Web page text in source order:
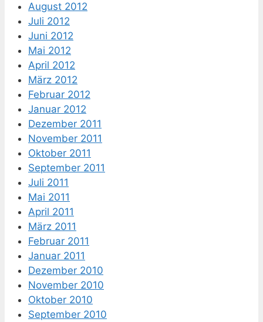
August 2012
Juli 2012
Juni 2012
Mai 2012
April 2012
März 2012
Februar 2012
Januar 2012
Dezember 2011
November 2011
Oktober 2011
September 2011
Juli 2011
Mai 2011
April 2011
März 2011
Februar 2011
Januar 2011
Dezember 2010
November 2010
Oktober 2010
September 2010